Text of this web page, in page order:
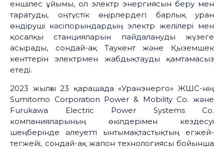
еншілес ұйымы, ол электр энергиясын беру мен
таратуды, оңтүстік өңірлердегі барлық уран
өндіруші кәсіпорындардың электр желілері мен
қосалқы станцияларын пайдалануды жүзеге
асырады, сондай-ақ Таукент және Қыземшек
кенттерін электрмен жабдықтауды қамтамасыз
етеді.
2023 жылғы 23 қарашада «Уранэнерго» ЖШС-нің
Sumitomo Corporation Power & Mobility Co. және
Furukawa Electric Power Systems Co.
компанияларының өкілдерімен кездесуі
шеңберінде әлеуетті ынтымақтастықтың егжей-
тегжейі, сондай-ақ жапон технологиясы бойынша